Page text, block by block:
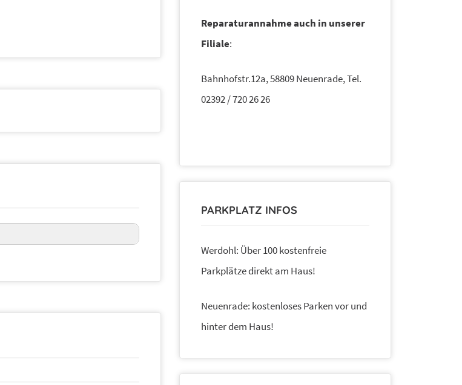
Reparaturannahme auch in unserer
Filiale:
Bahnhofstr.12a, 58809 Neuenrade, Tel.
02392 / 720 26 26
PARKPLATZ INFOS
Werdohl: Über 100 kostenfreie
Parkplätze direkt am Haus!
Neuenrade: kostenloses Parken vor und
hinter dem Haus!